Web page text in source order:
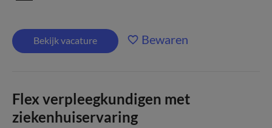
Bekijk vacature Bewaren
Flex verpleegkundigen met
ziekenhuiservaring